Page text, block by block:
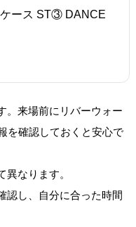
ース ST③ DANCE
。来場前にリバーウォー
を確認しておくと安心で
なります。
認し、自分に合った時間